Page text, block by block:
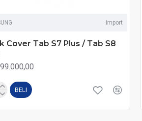
Import
Cover Tab S7 Plus / Tab S8
BELI